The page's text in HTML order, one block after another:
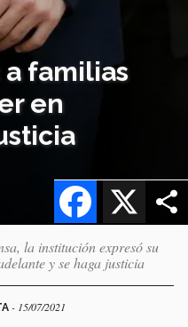
a familias
en
X
Facebook
la institución expresó su
y se haga justicia
- 15/07/2021